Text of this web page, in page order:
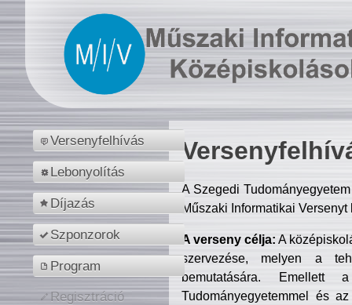
Versenyfelhívás
Lebonyolítás
Díjazás
Szponzorok
Program
Regisztráció
A Szegedi
Műszaki Informatikai
A verseny célja: A
szervezése, melyen a
bemutatására. Emellett
Tudományegyetemmel és